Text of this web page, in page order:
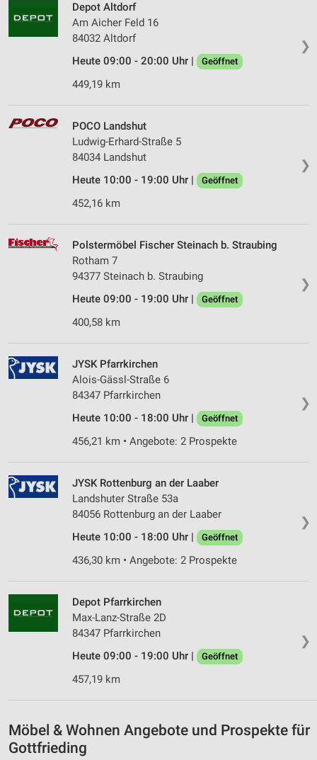
❯
Depot Altdorf
Am Aicher Feld 16
84032 Altdorf
Heute 09:00 - 20:00 Uhr |
Geöffnet
449,19 km
❯
POCO Landshut
Ludwig-Erhard-Straße 5
84034 Landshut
Heute 10:00 - 19:00 Uhr |
Geöffnet
452,16 km
❯
Polstermöbel Fischer Steinach b. Straubing
Rotham 7
94377 Steinach b. Straubing
Heute 09:00 - 19:00 Uhr |
Geöffnet
400,58 km
❯
JYSK Pfarrkirchen
Alois-Gässl-Straße 6
84347 Pfarrkirchen
Heute 10:00 - 18:00 Uhr |
Geöffnet
456,21 km • Angebote: 2 Prospekte
❯
JYSK Rottenburg an der Laaber
Landshuter Straße 53a
84056 Rottenburg an der Laaber
Heute 10:00 - 18:00 Uhr |
Geöffnet
436,30 km • Angebote: 2 Prospekte
❯
Depot Pfarrkirchen
Max-Lanz-Straße 2D
84347 Pfarrkirchen
Heute 09:00 - 19:00 Uhr |
Geöffnet
457,19 km
Möbel & Wohnen Angebote und Prospekte für
Gottfrieding